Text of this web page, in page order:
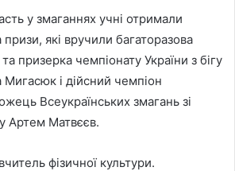
у змаганнях учні отримали
які вручили багаторазова
призерка чемпіонату України з бігу
і дійсний чемпіон
Всеукраїнських змагань зі
Артем Матвєєв.
фізичної культури.